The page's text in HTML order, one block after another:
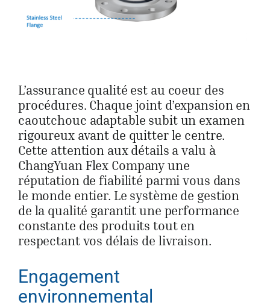
L’assurance qualité est au coeur des
procédures. Chaque joint d’expansion en
caoutchouc adaptable subit un examen
rigoureux avant de quitter le centre.
Cette attention aux détails a valu à
ChangYuan Flex Company une
réputation de fiabilité parmi vous dans
le monde entier. Le système de gestion
de la qualité garantit une performance
constante des produits tout en
respectant vos délais de livraison.
Engagement
environnemental